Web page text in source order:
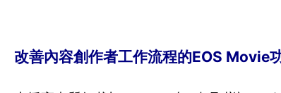
改善內容創作者工作流程的EOS Movie